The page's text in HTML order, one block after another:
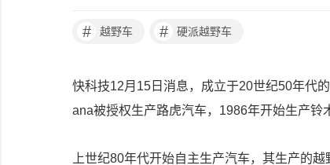
# 越野车 # 硬派越野车
快科技12月15日消息，成立于20世纪50年代
ana被授权生产路虎汽车，1986年开始生产铃
上世纪80年代开始自主生产汽车，其生产的